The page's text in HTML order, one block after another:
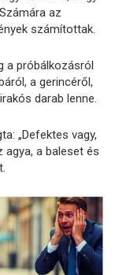
az
számítottak.
a próbálkozásról
a gerincéről,
darab lenne.
„Defektes vagy,
agya, a baleset és